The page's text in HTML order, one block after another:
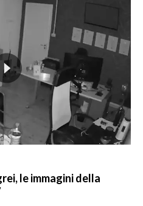
le immagini della